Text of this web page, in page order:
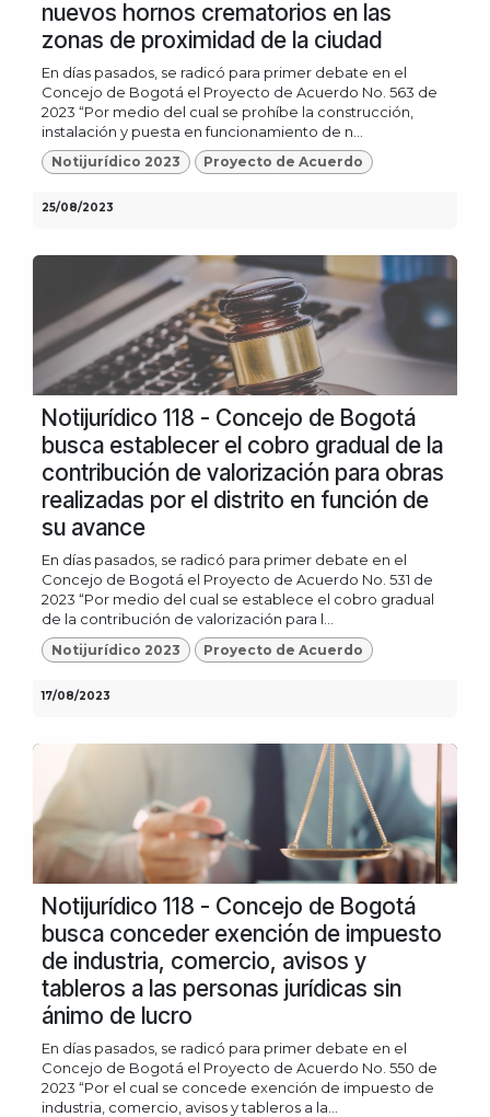
nuevos hornos crematorios en las
zonas de proximidad de la ciudad
En días pasados, se radicó para primer debate en el
Concejo de Bogotá el Proyecto de Acuerdo No. 563 de
2023 “Por medio del cual se prohíbe la construcción,
instalación y puesta en funcionamiento de n...
Notijurídico 2023 Proyecto de Acuerdo
25/08/2023
Notijurídico 118 - Concejo de Bogotá
busca establecer el cobro gradual de la
contribución de valorización para obras
realizadas por el distrito en función de
su avance
En días pasados, se radicó para primer debate en el
Concejo de Bogotá el Proyecto de Acuerdo No. 531 de
2023 “Por medio del cual se establece el cobro gradual
de la contribución de valorización para l...
Notijurídico 2023 Proyecto de Acuerdo
17/08/2023
Notijurídico 118 - Concejo de Bogotá
busca conceder exención de impuesto
de industria, comercio, avisos y
tableros a las personas jurídicas sin
ánimo de lucro
En días pasados, se radicó para primer debate en el
Concejo de Bogotá el Proyecto de Acuerdo No. 550 de
2023 “Por el cual se concede exención de impuesto de
industria, comercio, avisos y tableros a la...